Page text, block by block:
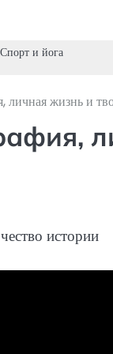
Спорт и йога
жизнь и